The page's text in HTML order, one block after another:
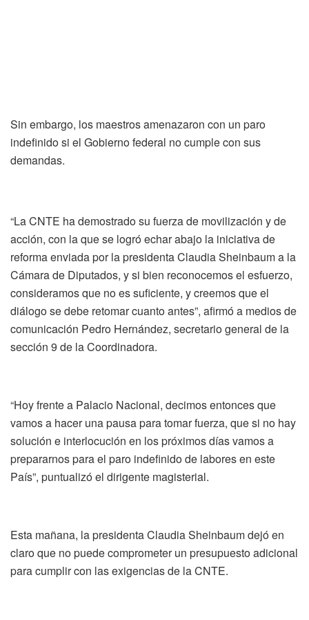
Sin embargo, los maestros amenazaron con un paro
indefinido si el Gobierno federal no cumple con sus
demandas.
“La CNTE ha demostrado su fuerza de movilización y de
acción, con la que se logró echar abajo la iniciativa de
reforma enviada por la presidenta Claudia Sheinbaum a la
Cámara de Diputados, y si bien reconocemos el esfuerzo,
consideramos que no es suficiente, y creemos que el
diálogo se debe retomar cuanto antes”, afirmó a medios de
comunicación Pedro Hernández, secretario general de la
sección 9 de la Coordinadora.
“Hoy frente a Palacio Nacional, decimos entonces que
vamos a hacer una pausa para tomar fuerza, que si no hay
solución e interlocución en los próximos días vamos a
prepararnos para el paro indefinido de labores en este
País”, puntualizó el dirigente magisterial.
Esta mañana, la presidenta Claudia Sheinbaum dejó en
claro que no puede comprometer un presupuesto adicional
para cumplir con las exigencias de la CNTE.